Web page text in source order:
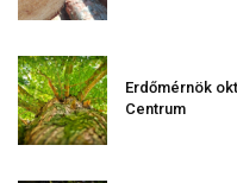
Erdőmérnök
Centrum